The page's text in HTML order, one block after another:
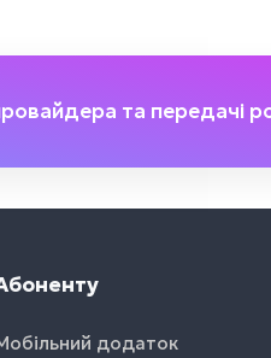
та передачі
додаток